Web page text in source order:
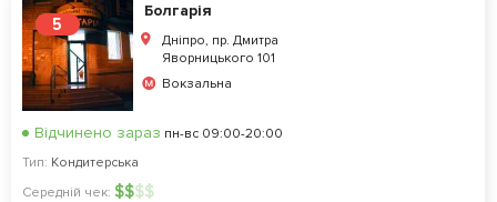
5
Болгарія
Дніпро, пр. Дмитра
Яворницького 101
Вокзальна
Відчинено зараз пн-вс 09:00-20:00
Тип: Кондитерська
Середній чек: $$$$